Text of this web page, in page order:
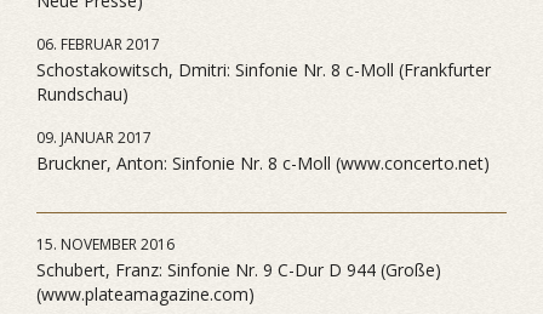
06. FEBRUAR 2017
Schostakowitsch, Dmitri: Sinfonie Nr. 8 c-Moll (Frankfurter
Rundschau)
09. JANUAR 2017
Bruckner, Anton: Sinfonie Nr. 8 c-Moll (www.concerto.net)
15. NOVEMBER 2016
Schubert, Franz: Sinfonie Nr. 9 C-Dur D 944 (Große)
(www.plateamagazine.com)